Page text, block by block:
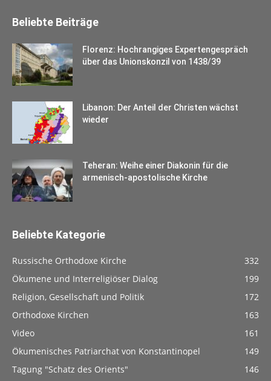
Beliebte Beiträge
Florenz: Hochrangiges Expertengespräch
über das Unionskonzil von 1438/39
Libanon: Der Anteil der Christen wächst
wieder
Teheran: Weihe einer Diakonin für die
armenisch-apostolische Kirche
Beliebte Kategorie
Russische Orthodoxe Kirche
332
Ökumene und Interreligiöser Dialog
199
Religion, Gesellschaft und Politik
172
Orthodoxe Kirchen
163
Video
161
Ökumenisches Patriarchat von Konstantinopel
149
Tagung "Schatz des Orients"
146